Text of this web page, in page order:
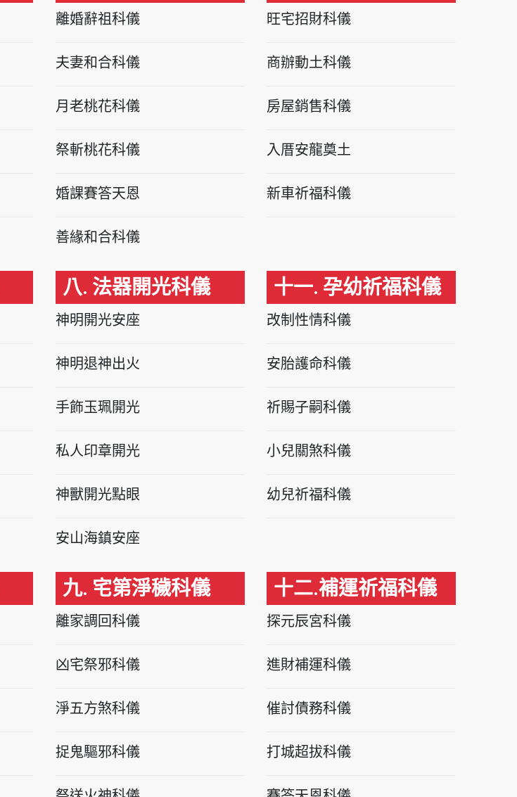
離婚辭祖科儀
夫妻和合科儀
月老桃花科儀
祭斬桃花科儀
婚課賽答天恩
善緣和合科儀
八. 法器開光科儀
神明開光安座
神明退神出火
手飾玉珮開光
私人印章開光
神獸開光點眼
安山海鎮安座
九. 宅第淨穢科儀
離家調回科儀
凶宅祭邪科儀
淨五方煞科儀
捉鬼驅邪科儀
旺宅招財科儀
商辦動土科儀
房屋銷售科儀
入厝安龍奠土
新車祈福科儀
十一. 孕幼祈福科儀
改制性情科儀
安胎護命科儀
祈賜子嗣科儀
小兒關煞科儀
幼兒祈福科儀
十二.補運祈福科儀
探元辰宮科儀
進財補運科儀
催討債務科儀
打城超拔科儀